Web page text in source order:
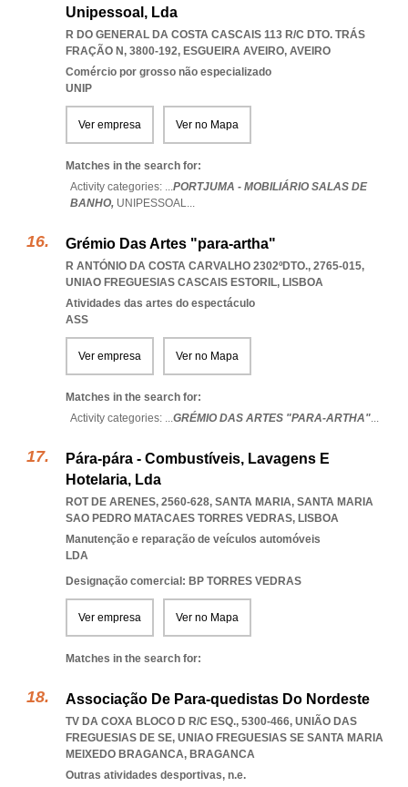
Unipessoal, Lda
R DO GENERAL DA COSTA CASCAIS 113 R/C DTO. TRÁS
FRAÇÃO N, 3800-192, ESGUEIRA AVEIRO, AVEIRO
Comércio por grosso não especializado
UNIP
Ver empresa Ver no Mapa
Matches in the search for:
Activity categories: ...PORTJUMA - MOBILIÁRIO SALAS DE
BANHO, UNIPESSOAL...
Grémio Das Artes "para-artha"
R ANTÓNIO DA COSTA CARVALHO 2302ºDTO., 2765-015,
UNIAO FREGUESIAS CASCAIS ESTORIL, LISBOA
Atividades das artes do espectáculo
ASS
Ver empresa Ver no Mapa
Matches in the search for:
Activity categories: ...GRÉMIO DAS ARTES "PARA-ARTHA"...
Pára-pára - Combustíveis, Lavagens E
Hotelaria, Lda
ROT DE ARENES, 2560-628, SANTA MARIA, SANTA MARIA
SAO PEDRO MATACAES TORRES VEDRAS, LISBOA
Manutenção e reparação de veículos automóveis
LDA
Designação comercial: BP TORRES VEDRAS
Ver empresa Ver no Mapa
Matches in the search for:
Associação De Para-quedistas Do Nordeste
TV DA COXA BLOCO D R/C ESQ., 5300-466, UNIÃO DAS
FREGUESIAS DE SE, UNIAO FREGUESIAS SE SANTA MARIA
MEIXEDO BRAGANCA, BRAGANCA
Outras atividades desportivas, n.e.